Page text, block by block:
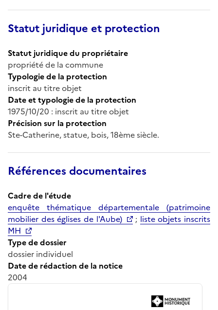
Statut juridique et protection
Statut juridique du propriétaire
propriété de la commune
Typologie de la protection
inscrit au titre objet
Date et typologie de la protection
1975/10/20 : inscrit au titre objet
Précision sur la protection
Ste-Catherine, statue, bois, 18ème siècle.
Références documentaires
Cadre de l'étude
enquête thématique départementale (patrimoine
mobilier des églises de l'Aube)
; liste objets inscrits
MH
Type de dossier
dossier individuel
Date de rédaction de la notice
2004